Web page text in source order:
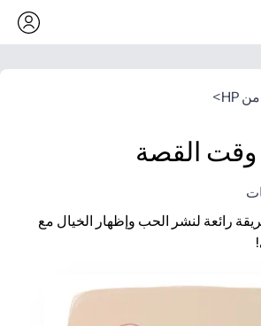
من HP >
وقت القصة
رائعة لنشر الحب وإظهار الخيال مع